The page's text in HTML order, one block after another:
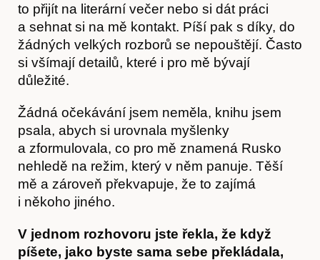
Akce
to přijít na literární večer nebo si dát práci
a sehnat si na mě kontakt. Píší pak s díky, do
žádných velkých rozborů se nepouštějí. Často
si všímají detailů, které i pro mě bývají
důležité.
Žádná očekávání jsem neměla, knihu jsem
psala, abych si urovnala myšlenky
a zformulovala, co pro mě znamená Rusko
nehledě na režim, který v něm panuje. Těší
mě a zároveň překvapuje, že to zajímá
i někoho jiného.
V jednom rozhovoru jste řekla, že když
píšete, jako byste sama sebe překládala,